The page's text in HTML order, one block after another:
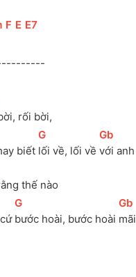
][F ][E ][E7
rối bời,
biết
[
G
lối về, lối về
[
Gb
với anh
thế nào
[
G
bước hoài, bước hoài
[
Gb
mãi